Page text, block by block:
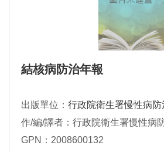
結核病防治年報
出版單位： 行政院衛生署慢性病防
作/編/譯者：行政院衛生署慢性病
GPN：2008600132